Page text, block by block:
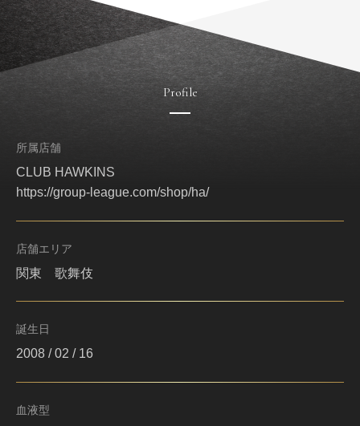
Profile
所属店舗
CLUB HAWKINS
https://group-league.com/shop/ha/
店舗エリア
関東 歌舞伎
誕生日
2008 / 02 / 16
血液型